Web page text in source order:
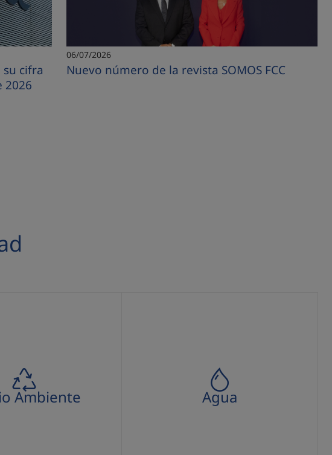
su cifra
2026
06/07/2026
Nuevo número de la revista SOMOS FCC
Ambiente Agua